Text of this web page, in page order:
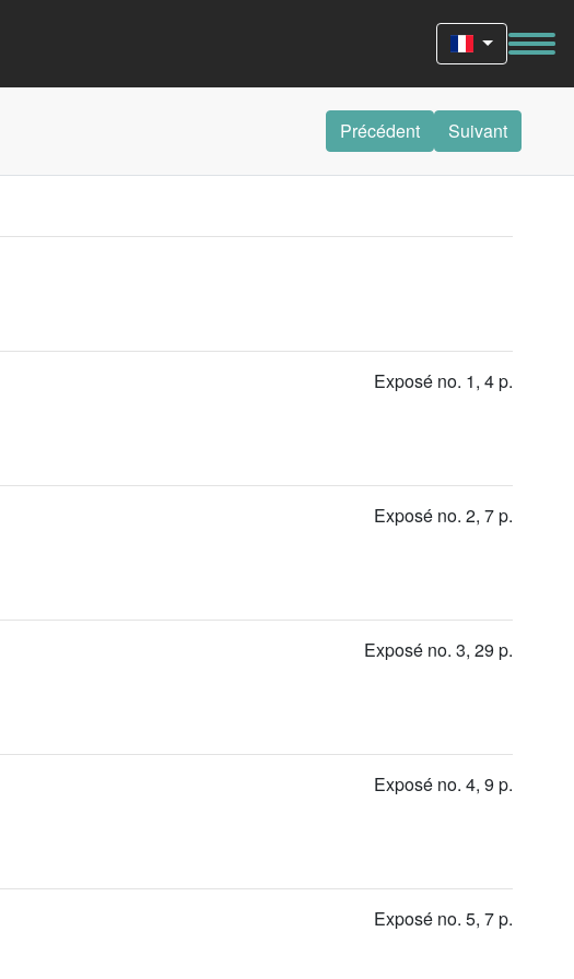
Précédent Suivant
Exposé no. 1, 4 p.
Exposé no. 2, 7 p.
Exposé no. 3, 29 p.
Exposé no. 4, 9 p.
Exposé no. 5, 7 p.